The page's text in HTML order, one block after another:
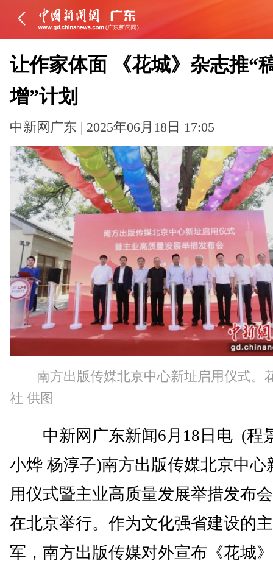
让作家体面 《花城》杂志推“
增”计划
中新网广东 | 2025年06月18日 17:05
南方出版传媒北京中心新址启用仪式。
社 供图
中新网广东新闻6月18日电 (程
小烨 杨淳子)南方出版传媒北京中心
用仪式暨主业高质量发展举措发布
在北京举行。作为文化强省建设的
军，南方出版传媒对外宣布《花城